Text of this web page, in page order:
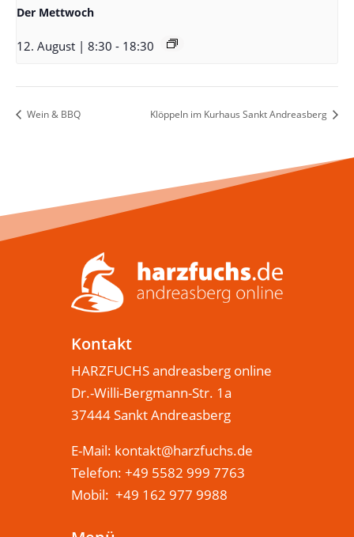
Der Mettwoch
12. August | 8:30 - 18:30
Wein & BBQ Klöppeln im Kurhaus Sankt Andreasberg
Kontakt
HARZFUCHS andreasberg online
Dr.-Willi-Bergmann-Str. 1a
37444 Sankt Andreasberg
E-Mail: kontakt@harzfuchs.de
Telefon: +49 5582 999 7763
Mobil: +49 162 977 9988